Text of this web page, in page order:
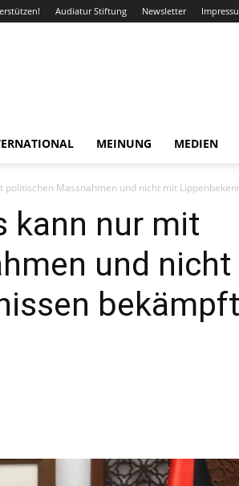
Audiatur Stiftung Newsletter
MEINUNG MEDIEN
Massnahmen und nicht mit
kann nur mit
und nicht
bekämpft